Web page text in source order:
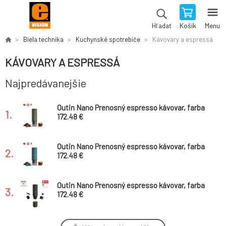
Hľadať Košík Menu
Biela technika Kuchynské spotrebiče Kávovary a espressá
KÁVOVARY A ESPRESSÁ
Najpredávanejšie
1.
Outin Nano Prenosný espresso kávovar, farba
lesná zelená
172.48 €
2.
Outin Nano Prenosný espresso kávovar, farba
modrozelená
172.48 €
3.
Outin Nano Prenosný espresso kávovar, farba
vesmírne sivý
172.48 €
Outin Eva Ochranné puzdro, farba pieskovo